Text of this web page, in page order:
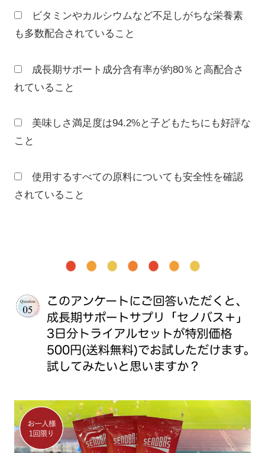
ビタミンやカルシウムなど不足しがちな栄養素
も多数配合されていること
成長期サポート成分含有率が約80％と高配合さ
れていること
美味しさ満足度は94.2%と子どもたちにも好評な
こと
使用するすべての原料についても安全性を確認
されていること